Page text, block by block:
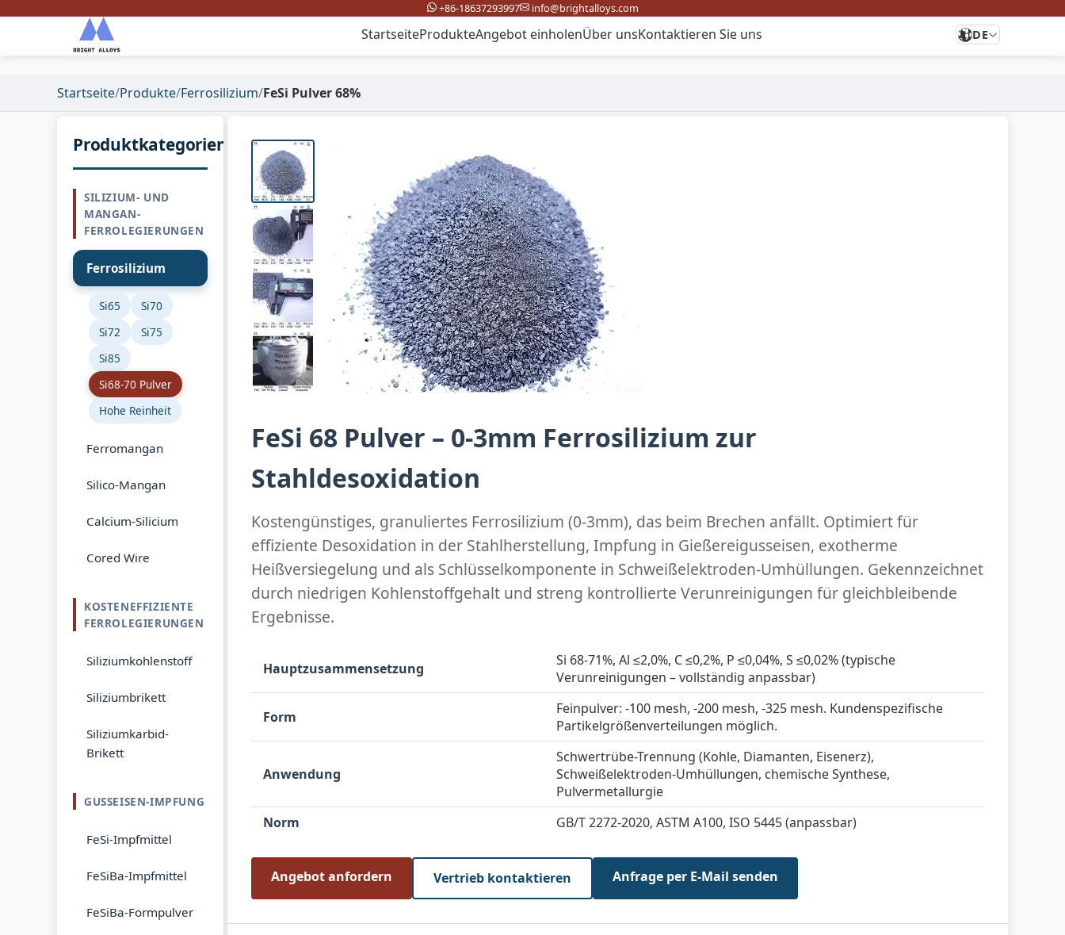
+86-18637293997 info@brightalloys.com
StartseiteProdukteAngebot einholenÜber unsKontaktieren Sie uns DE
Startseite/Produkte/Ferrosilizium/FeSi Pulver 68%
Produktkategorien
SILIZIUM- UND
MANGAN-
FERROLEGIERUNGEN
Ferrosilizium
Si65
Si70
Si72
Si75
Si85
Si68-70 Pulver
Hohe Reinheit
Ferromangan
Silico-Mangan
Calcium-Silicium
Cored Wire
KOSTENEFFIZIENTE
FERROLEGIERUNGEN
Siliziumkohlenstoff
Siliziumbrikett
Siliziumkarbid-
Brikett
GUSSEISEN-IMPFUNG
FeSi-Impfmittel
FeSiBa-Impfmittel
FeSiBa-Formpulver
FeSi 68 Pulver – 0-3mm Ferrosilizium zur
Stahldesoxidation
Kostengünstiges, granuliertes Ferrosilizium (0-3mm), das beim Brechen anfällt. Optimiert für
effiziente Desoxidation in der Stahlherstellung, Impfung in Gießereigusseisen, exotherme
Heißversiegelung und als Schlüsselkomponente in Schweißelektroden-Umhüllungen. Gekennzeichnet
durch niedrigen Kohlenstoffgehalt und streng kontrollierte Verunreinigungen für gleichbleibende
Ergebnisse.
Hauptzusammensetzung
Si 68-71%, Al ≤2,0%, C ≤0,2%, P ≤0,04%, S ≤0,02% (typische
Verunreinigungen – vollständig anpassbar)
Form
Feinpulver: -100 mesh, -200 mesh, -325 mesh. Kundenspezifische
Partikelgrößenverteilungen möglich.
Anwendung
Schwertrübe-Trennung (Kohle, Diamanten, Eisenerz),
Schweißelektroden-Umhüllungen, chemische Synthese,
Pulvermetallurgie
Norm
GB/T 2272-2020, ASTM A100, ISO 5445 (anpassbar)
Angebot anfordern Vertrieb kontaktieren Anfrage per E-Mail senden